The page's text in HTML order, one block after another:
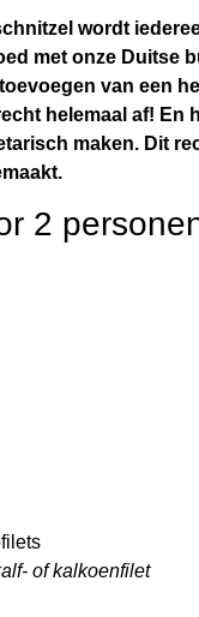
wordt
met onze Duitse
van een
helemaal af! En
maken. Dit
2
of kalkoenfilet